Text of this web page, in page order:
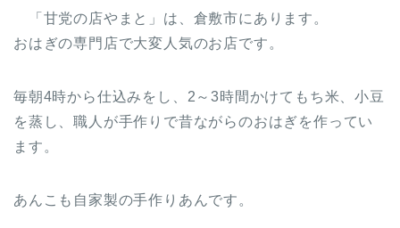
「甘党の店やまと」は、倉敷市にあります。
おはぎの専門店で大変人気のお店です。
毎朝4時から仕込みをし、2～3時間かけてもち米、小豆
を蒸し、職人が手作りで昔ながらのおはぎを作ってい
ます。
あんこも自家製の手作りあんです。